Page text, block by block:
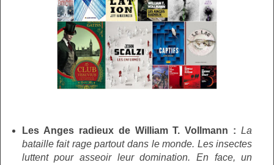
Les Anges radieux de William T. Vollmann :La
bataille fait rage partout dans le monde. Les insectes
luttent pour asseoir leur domination. En face, un